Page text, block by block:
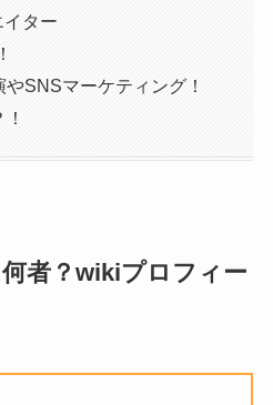
イター
SNSマーケティング！
者？wikiプロフィー